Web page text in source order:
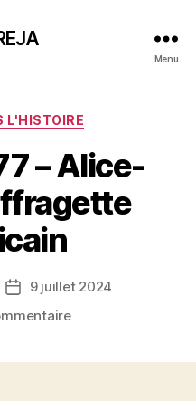
Menu
L'HISTOIRE
– Alice-
Date9 juillet 2024
sur